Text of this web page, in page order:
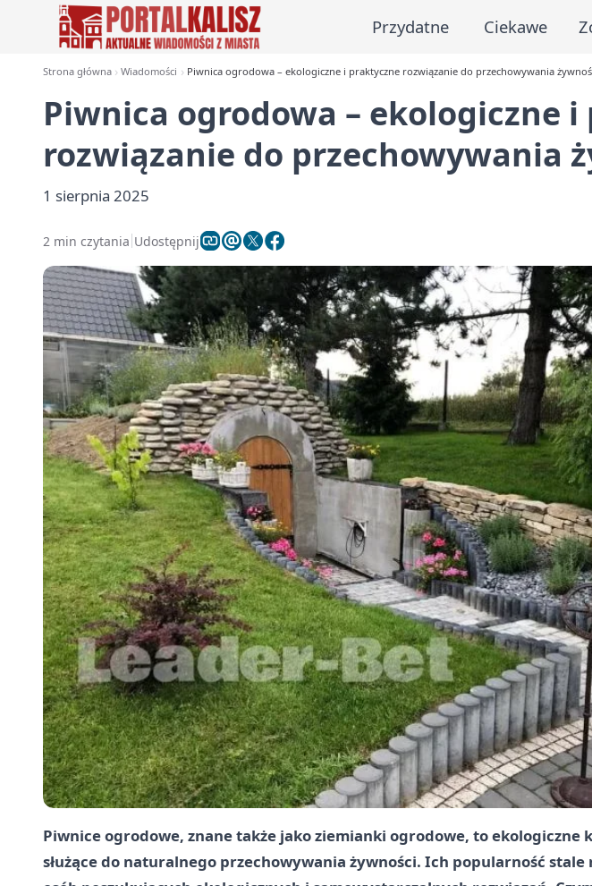
Przydatne Ciekawe
Strona główna Wiadomości Piwnica ogrodowa – ekologiczne i praktyczne rozwiązanie do przechowywania
Piwnica ogrodowa – ekologiczne
rozwiązanie do przechowywania
1 sierpnia 2025
2 min czytania Udostępnij
Piwnice ogrodowe, znane także jako ziemianki ogrodowe, to ekologiczne
służące do naturalnego przechowywania żywności. Ich popularność stale